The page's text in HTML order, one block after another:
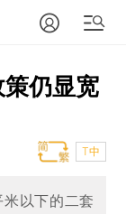
仍显宽
T中
以下的二套